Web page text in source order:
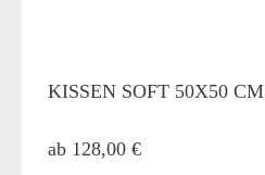
KISSEN SOFT 50X50 CM
ab 128,00 €